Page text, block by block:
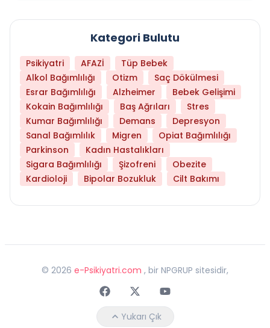
Kategori Bulutu
Psikiyatri AFAZİ
Tüp Bebek
Alkol Bağımlılığı
Otizm
Saç Dökülmesi
Esrar Bağımlılığı
Alzheimer
Bebek Gelişimi
Kokain Bağımlılığı
Baş Ağrıları
Stres
Kumar Bağımlılığı
Demans
Depresyon
Sanal Bağımlılık
Migren
Opiat Bağımlılığı
Parkinson
Kadın Hastalıkları
Sigara Bağımlılığı
Şizofreni
Obezite
Kardioloji
Bipolar Bozukluk Cilt Bakımı
© 2026 e-Psikiyatri.com , bir NPGRUP sitesidir,
FaceebokTwitterYoutube
Yukarı Çık